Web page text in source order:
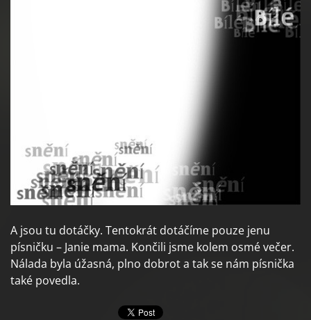
A jsou tu dotáčky. Tentokrát dotáčíme pouze jenu
písničku – Janie mama. Končili jsme kolem osmé večer.
Nálada byla úžasná, plno dobrot a tak se nám písnička
také povedla.